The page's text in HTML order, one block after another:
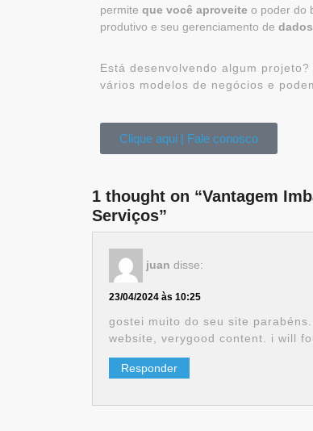
permite que você aproveite o poder do
produtivo e seu gerenciamento de dados
Está desenvolvendo algum
vários modelos de negócios e
Clique aqui | Fale conosco
1 thought on “Vantagem
Serviços”
juan disse:
23/04/2024 às 10:25
gostei muito do seu site
website, verygood content. i will
Responder